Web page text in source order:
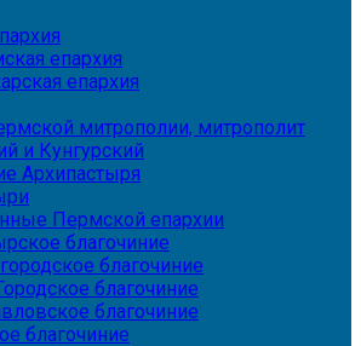
епархия
епархия
митрополии, митрополит
и Кунгурский
Архипастыря
Пермской епархии
благочиние
благочиние
благочиние
благочиние
благочиние